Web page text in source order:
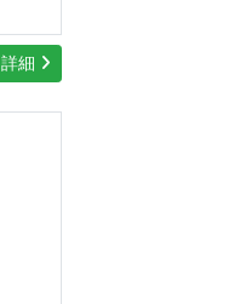
詳細